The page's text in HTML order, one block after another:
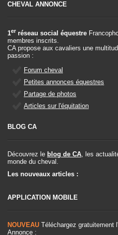
CHEVAL ANNONCE
1er réseau social équestre
membres inscrits.
CA propose aux cavaliers une
passion :
Forum cheval
Petites annonces équestres
Partage de photos
Articles sur l'équitation
BLOG CA
Découvrez le blog de CA, les
monde du cheval.
Les nouveaux articles :
APPLICATION MOBILE
NOUVEAU Téléchargez gratuitement l'
Annonce :